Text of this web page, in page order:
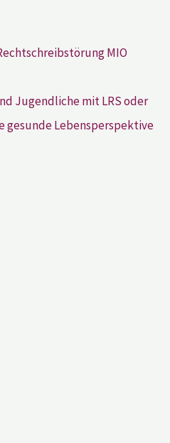
Jugendliche mit LRS oder
gesunde Lebensperspektive